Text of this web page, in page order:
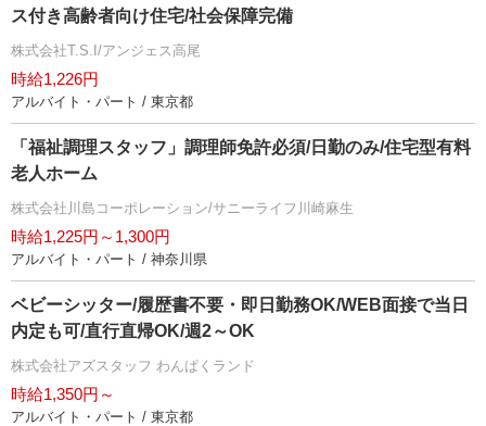
ス付き高齢者向け住宅/社会保障完備
株式会社T.S.I/アンジェス高尾
時給1,226円
アルバイト・パート / 東京都
「福祉調理スタッフ」調理師免許必須/日勤のみ/住宅型有料
老人ホーム
株式会社川島コーポレーション/サニーライフ川崎麻生
時給1,225円～1,300円
アルバイト・パート / 神奈川県
ベビーシッター/履歴書不要・即日勤務OK/WEB面接で当日
内定も可/直行直帰OK/週2～OK
株式会社アズスタッフ わんぱくランド
時給1,350円～
アルバイト・パート / 東京都